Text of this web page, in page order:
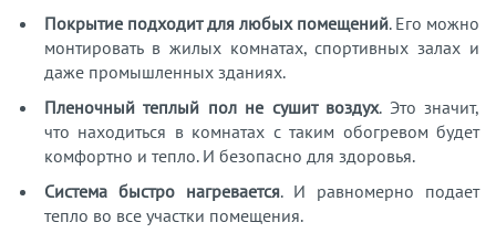
Покрытие подходит для любых помещений. Его можно
монтировать в жилых комнатах, спортивных залах и
даже промышленных зданиях.
Пленочный теплый пол не сушит воздух. Это значит,
что находиться в комнатах с таким обогревом будет
комфортно и тепло. И безопасно для здоровья.
Система быстро нагревается. И равномерно подает
тепло во все участки помещения.